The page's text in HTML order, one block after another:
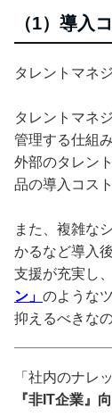
（1）導入
タレントマネ
タレントマネ
管理する仕組
外部のタレン
品の導入コス
また、複雑な
かるなど導入
支援が充実し
ン」 のような
抑えるべきなの
「社内のナレ
『非IT企業』